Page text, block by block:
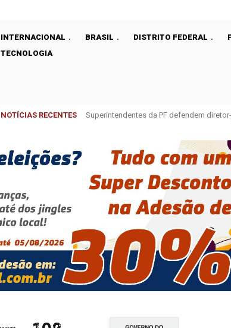
INTERNACIONAL BRASIL DISTRITO FEDERAL
TECNOLOGIA
NOTÍCIAS RECENTES Cirurgias plásticas de mama no SUS